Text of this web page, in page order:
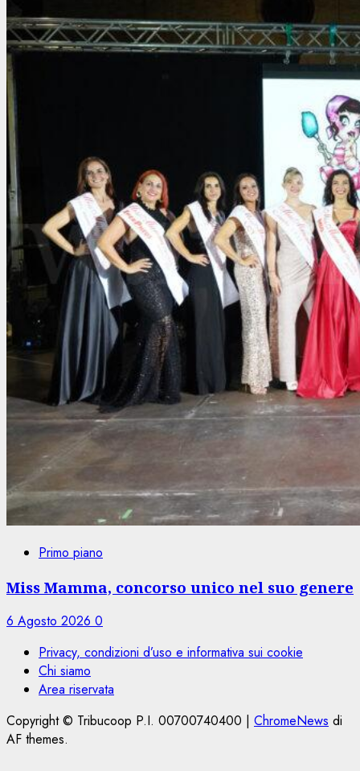
Primo piano
Miss Mamma, concorso unico nel suo genere
6 Agosto 2026 0
Privacy, condizioni d’uso e informativa sui cookie
Chi siamo
Area riservata
Copyright © Tribucoop P.I. 00700740400 | ChromeNews di
AF themes.